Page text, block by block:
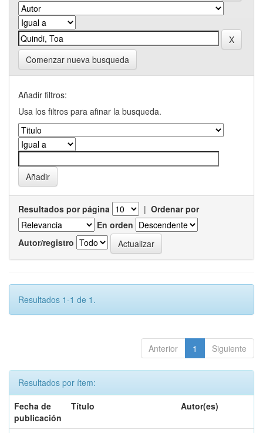
Comenzar nueva busqueda
Añadir filtros:
Usa los filtros para afinar la busqueda.
Resultados por página | Ordenar por
En orden
Autor/registro
Resultados 1-1 de 1.
Anterior 1 Siguiente
Resultados por ítem:
Fecha de
publicación
Título Autor(es)